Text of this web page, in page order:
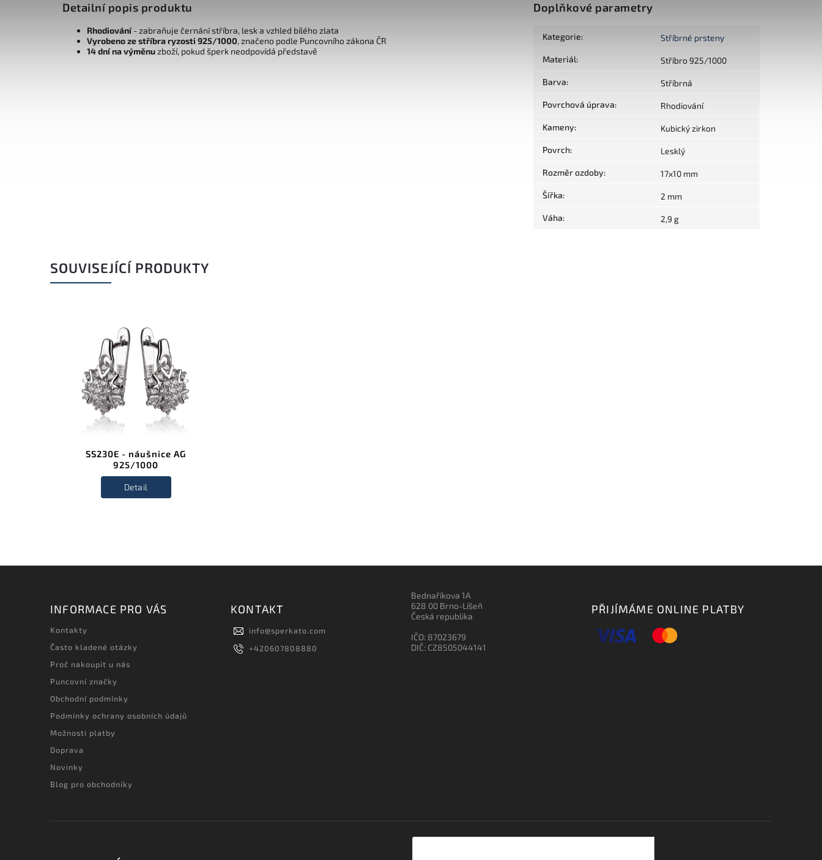
Detailní popis produktu
Rhodiování- zabraňuje černání stříbra, lesk a vzhled bílého zlata
Vyrobeno ze stříbra ryzosti 925/1000, značeno podle Puncovního zákona ČR
14 dní na výměnuzboží, pokud šperk neodpovídá představě
Doplňkové parametry
Kategorie: Stříbrné prsteny
Materiál: Stříbro 925/1000
Barva: Stříbrná
Povrchová úprava: Rhodiování
Kameny: Kubický zirkon
Povrch: Lesklý
Rozměr ozdoby: 17x10 mm
Šířka: 2 mm
Váha: 2,9 g
SOUVISEJÍCÍ PRODUKTY
SS230E - náušnice AG
925/1000
Detail
INFORMACE PRO VÁS
Kontakty
Často kladené otázky
Proč nakoupit u nás
Puncovní značky
Obchodní podmínky
Podmínky ochrany osobních údajů
Možnosti platby
Doprava
Novinky
Blog pro obchodníky
KONTAKT
info@sperkato.com
+420607808880
Bednaříkova 1A
628 00 Brno-Líšeň
Česká republika
IČO: 87023679
DIČ: CZ8505044141
PŘIJÍMÁME ONLINE PLATBY